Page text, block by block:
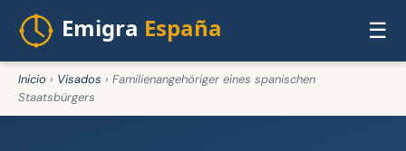
☰
Inicio › Visados › Familienangehöriger eines spanischen
Staatsbürgers